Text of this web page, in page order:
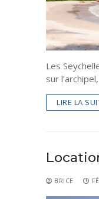
Les
sur
LIRE LA
BRICE